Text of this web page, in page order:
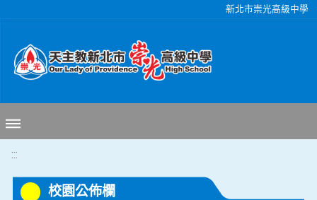
新北市崇光高級中學
:::
校園公佈欄